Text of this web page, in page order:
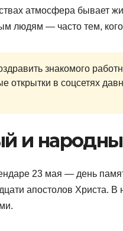
атмосфера бывает
людям — часто тем,
знакомого
открытки в соцсетях
и
23 мая — день
апостолов Христа.